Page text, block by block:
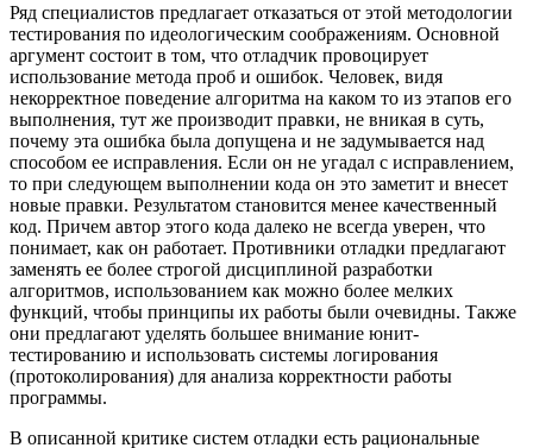
Ряд специалистов предлагает отказаться от этой методологии
тестирования по идеологическим соображениям. Основной
аргумент состоит в том, что отладчик провоцирует
использование метода проб и ошибок. Человек, видя
некорректное поведение алгоритма на каком то из этапов его
выполнения, тут же производит правки, не вникая в суть,
почему эта ошибка была допущена и не задумывается над
способом ее исправления. Если он не угадал с исправлением,
то при следующем выполнении кода он это заметит и внесет
новые правки. Результатом становится менее качественный
код. Причем автор этого кода далеко не всегда уверен, что
понимает, как он работает. Противники отладки предлагают
заменять ее более строгой дисциплиной разработки
алгоритмов, использованием как можно более мелких
функций, чтобы принципы их работы были очевидны. Также
они предлагают уделять большее внимание юнит-
тестированию и использовать системы логирования
(протоколирования) для анализа корректности работы
программы.
В описанной критике систем отладки есть рациональные